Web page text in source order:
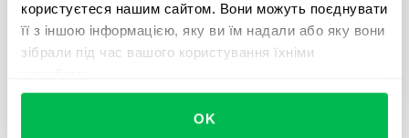
користуєтеся нашим сайтом. Вони можуть поєднувати
її з іншою інформацією, яку ви їм надали або яку вони
зібрали під час вашого користування їхніми
OK
Для всіх клієнтів, які використовують
електронний підпис і хочуть прискорити і
спростити документообіг за допомогою
нашим гайдом.